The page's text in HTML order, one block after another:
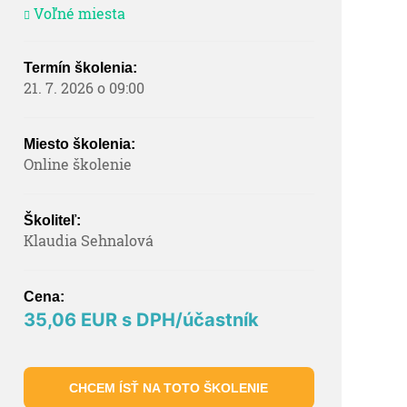
Voľné miesta
Termín školenia:
21. 7. 2026 o 09:00
Miesto školenia:
Online školenie
Školiteľ:
Klaudia Sehnalová
Cena:
35,06 EUR s DPH/účastník
CHCEM ÍSŤ NA TOTO ŠKOLENIE